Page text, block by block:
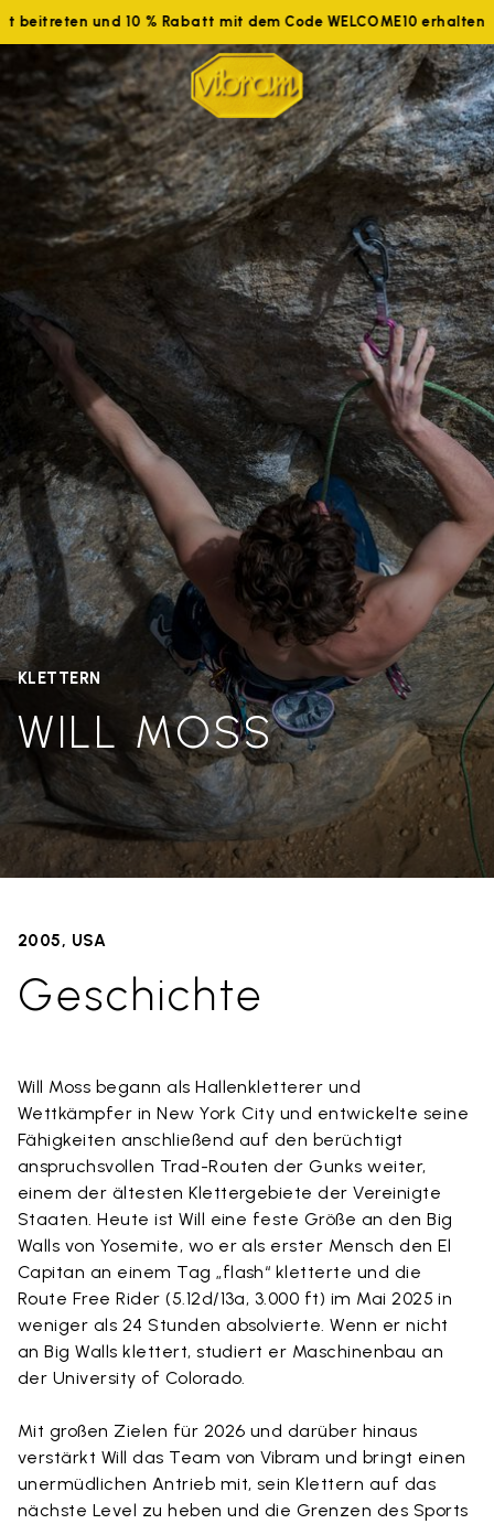
beitreten und 10 % Rabatt mit dem Code WELCOME10 erhalten
KLETTERN
WILL MOSS
2005, USA
Geschichte
Will Moss begann als Hallenkletterer und
Wettkämpfer in New York City und entwickelte seine
Fähigkeiten anschließend auf den berüchtigt
anspruchsvollen Trad-Routen der Gunks weiter,
einem der ältesten Klettergebiete der Vereinigte
Staaten. Heute ist Will eine feste Größe an den Big
Walls von Yosemite, wo er als erster Mensch den El
Capitan an einem Tag „flash“ kletterte und die
Route Free Rider (5.12d/13a, 3.000 ft) im Mai 2025 in
weniger als 24 Stunden absolvierte. Wenn er nicht
an Big Walls klettert, studiert er Maschinenbau an
der University of Colorado.
Mit großen Zielen für 2026 und darüber hinaus
verstärkt Will das Team von Vibram und bringt einen
unermüdlichen Antrieb mit, sein Klettern auf das
nächste Level zu heben und die Grenzen des Sports